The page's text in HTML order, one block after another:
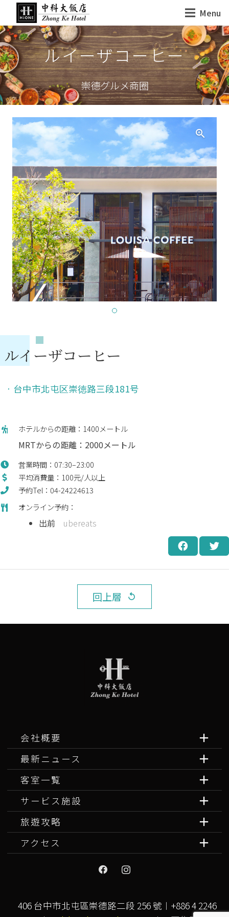
Menu
ルイーザコーヒー
崇德グルメ商圈
ルイーザコーヒー
． 台中市北屯区崇徳路三段181号
ホテルからの距離：1400メートル
MRTからの距離：2000メートル
営業時間：07:30–23:00
平均消費量：100元/人以上
予約Tel：04-24224613
オンライン予約：
出前 ubereats
回上層 replay
会社概要
最新ニュース
客室一覧
サービス施設
旅遊攻略
アクセス
406 台中市北屯區崇德路二段 256 號︱+886 4 2246